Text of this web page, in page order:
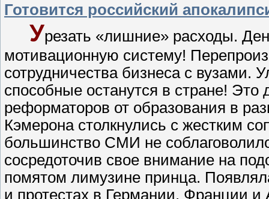
Готовится российский
Урезать «лишние» расходы.
мотивационную систему!
сотрудничества бизнеса с вузами.
способные останутся в стране!
реформаторов от образования в
Кэмерона столкнулись с жестким
большинство СМИ не
сосредоточив свое внимание на
помятом лимузине принца.
и протестах в Германии, Франции